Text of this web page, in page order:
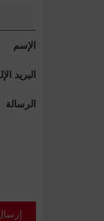
الإسم
البريد
الرسالة